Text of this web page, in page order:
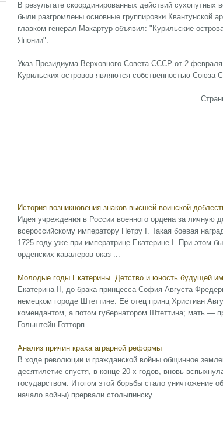
В результате скоординированных действий
были разгромлены основные группировки Квантунской
главком генерал Макартур объявил: "Курильские
Японии".
Указ Президиума Верховного Совета СССР от 2
Курильских островов являются собственностью Союза
История возникновения знаков высшей воинской
Идея учреждения в России военного ордена за личную
всероссийскому императору Петру I. Такая боевая
1725 году уже при императрице Екатерине I. При этом
орденских кавалеров оказ ...
Молодые годы Екатерины. Детство и юность будущей
Екатерина II, до брака принцесса София Августа
немецком городе Штеттине. Её отец принц Христиан
комендантом, а потом губернатором Штеттина; мать —
Гольштейн-Готторп ...
Анализ причин краха аграрной реформы
В ходе революции и гражданской войны общинное
десятилетие спустя, в конце 20-х годов, вновь
государством. Итогом этой борьбы стало уничтожение
начало войны) прервали столыпинску ...